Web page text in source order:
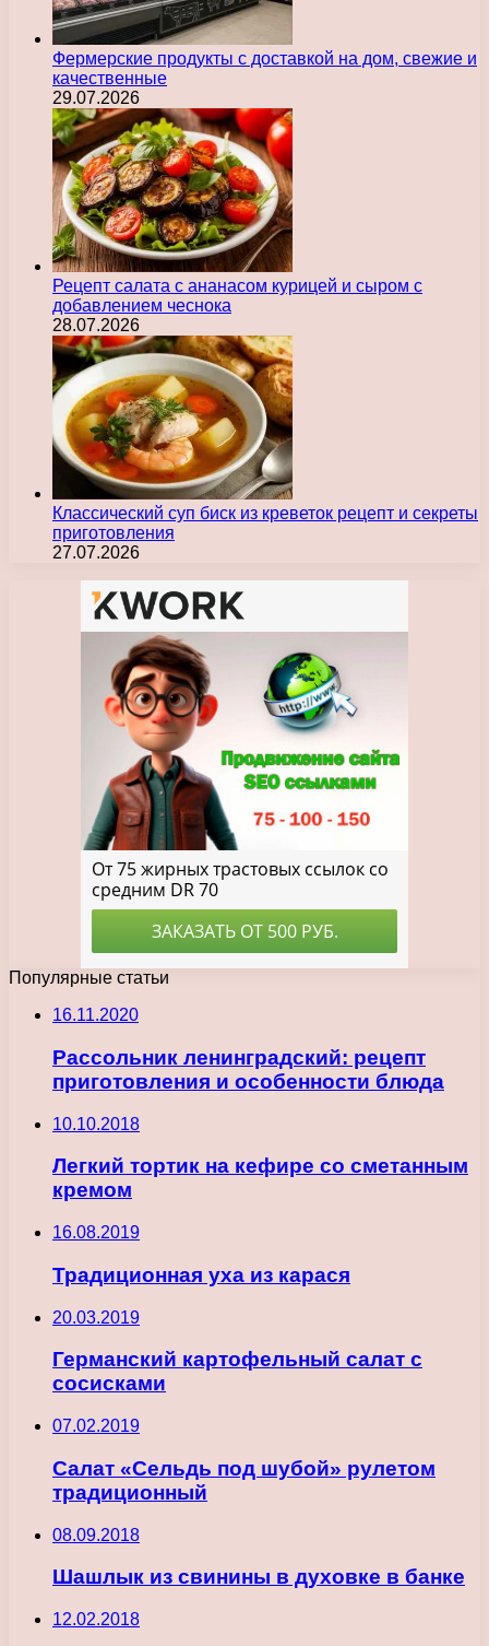
Фермерские продукты с доставкой на дом, свежие и
качественные
29.07.2026
Рецепт салата с ананасом курицей и сыром с
добавлением чеснока
28.07.2026
Классический суп биск из креветок рецепт и секреты
приготовления
27.07.2026
Популярные статьи
16.11.2020
Рассольник ленинградский: рецепт
приготовления и особенности блюда
10.10.2018
Легкий тортик на кефире со сметанным
кремом
16.08.2019
Традиционная уха из карася
20.03.2019
Германский картофельный салат с
сосисками
07.02.2019
Салат «Сельдь под шубой» рулетом
традиционный
08.09.2018
Шашлык из свинины в духовке в банке
12.02.2018